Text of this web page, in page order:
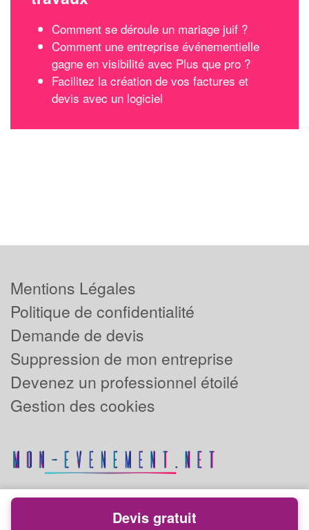
Comment se déroule un mariage juif ?
Comment une entreprise événementielle
gagne en visibilité avec Plus que pro ?
Facilitez la création de vos factures et
devis avec un logiciel
Mentions Légales
Politique de confidentialité
Demande de devis
Suppression de mon entreprise
Devenez un professionnel étoilé
Gestion des cookies
Powered byPlus que pro
Devis gratuit